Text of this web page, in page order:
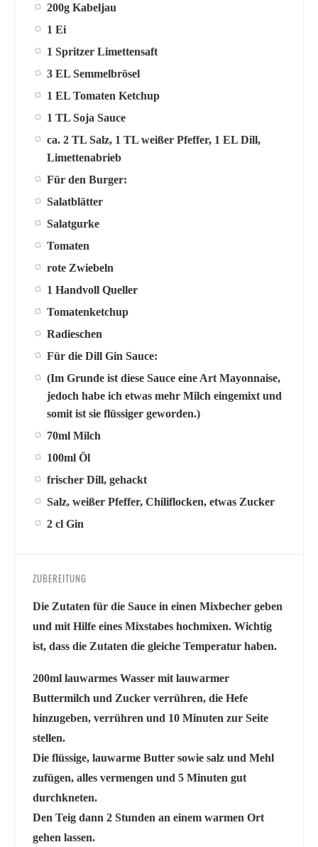
200g Kabeljau
1 Ei
1 Spritzer Limettensaft
3 EL Semmelbrösel
1 EL Tomaten Ketchup
1 TL Soja Sauce
ca. 2 TL Salz, 1 TL weißer Pfeffer, 1 EL Dill,
Limettenabrieb
Für den Burger:
Salatblätter
Salatgurke
Tomaten
rote Zwiebeln
1 Handvoll Queller
Tomatenketchup
Radieschen
Für die Dill Gin Sauce:
(Im Grunde ist diese Sauce eine Art Mayonnaise,
jedoch habe ich etwas mehr Milch eingemixt und
somit ist sie flüssiger geworden.)
70ml Milch
100ml Öl
frischer Dill, gehackt
Salz, weißer Pfeffer, Chiliflocken, etwas Zucker
2 cl Gin
ZUBEREITUNG
Die Zutaten für die Sauce in einen Mixbecher geben
und mit Hilfe eines Mixstabes hochmixen. Wichtig
ist, dass die Zutaten die gleiche Temperatur haben.
200ml lauwarmes Wasser mit lauwarmer
Buttermilch und Zucker verrühren, die Hefe
hinzugeben, verrühren und 10 Minuten zur Seite
stellen.
Die flüssige, lauwarme Butter sowie salz und Mehl
zufügen, alles vermengen und 5 Minuten gut
durchkneten.
Den Teig dann 2 Stunden an einem warmen Ort
gehen lassen.